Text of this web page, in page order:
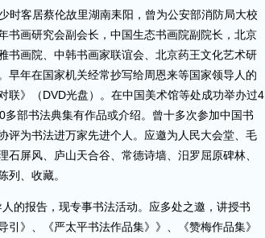
客居蔡伦故里湖南耒阳，曾为公安部消防局大校
书画研究会副会长，中国生态书画院副院长，北京
书画院、中韩书画家联谊会、北京药王文化艺术研
早年在国家机关经常抄写给周恩来等国家领导人的
联》（DVD光盘）。在中国美术馆等处成功举办过4
部书法典集有作品或介绍。曾十多次参加中国书
评为书法进万家先进个人。应邀为人民大会堂、毛
屏风、庐山天合谷、常德诗墙、汨罗屈原碑林、
列、收藏。
的报告，现专事书法活动。应多处之邀，讲授书
》、《严太平书法作品集》》、《赞梅作品集》